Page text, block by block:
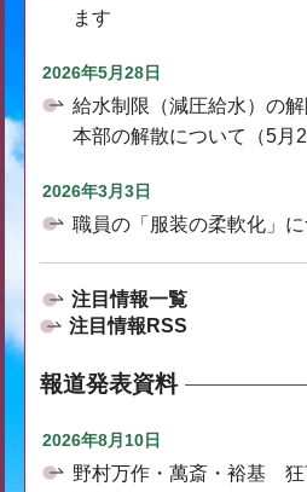
ます
2026年5月28日
給水制限（減圧給水）の
本部の解散について（5月
2026年3月3日
職員の「服装の柔軟化」に
注目情報一覧
注目情報RSS
報道発表資料
2026年8月10日
野村万作・萬斎・裕基 狂